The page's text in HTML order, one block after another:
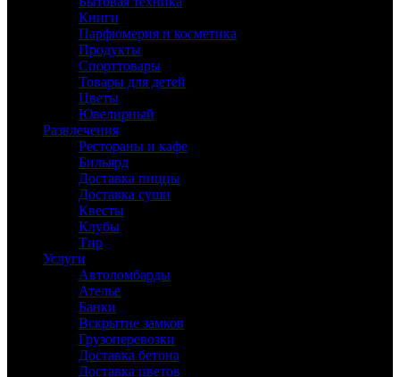
Книги
Парфюмерия и косметика
Продукты
Спорттовары
Товары для детей
Цветы
Ювелирный
Развлечения
Рестораны и кафе
Бильярд
Доставка пиццы
Доставка суши
Квесты
Клубы
Тир
Услуги
Автоломбарды
Ателье
Банки
Вскрытие замков
Грузоперевозки
Доставка бетона
Доставка цветов